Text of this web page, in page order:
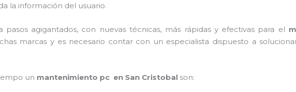
la información del usuario.
agigantados, con nuevas técnicas, más rápidas y efectivas para el
marcas y es necesario contar con un especialista dispuesto a
un mantenimiento pc en San Cristobal son: